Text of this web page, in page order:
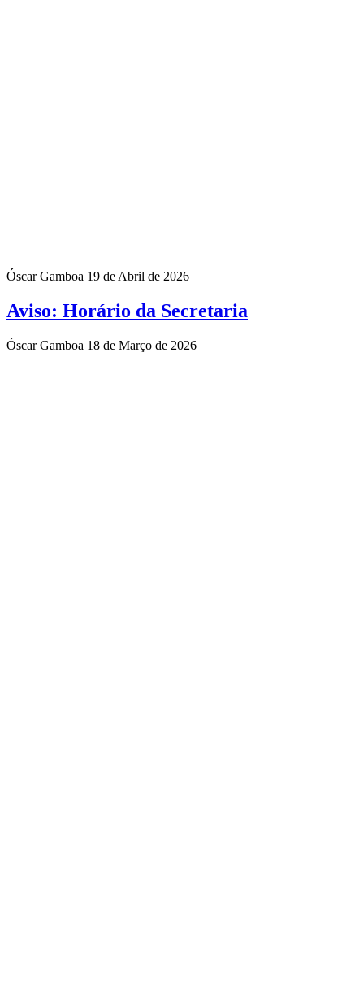
Óscar Gamboa 19 de Abril de 2026
Aviso: Horário da Secretaria
Óscar Gamboa 18 de Março de 2026